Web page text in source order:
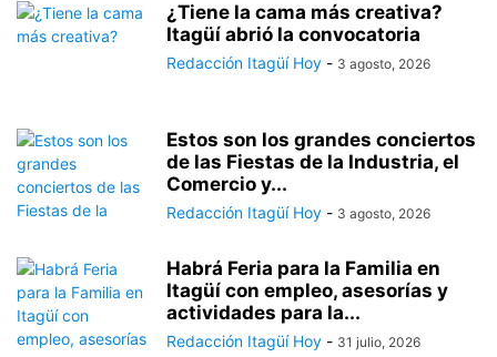
¿Tiene la cama más creativa?
Itagüí abrió la convocatoria
Redacción Itagüí Hoy - 3 agosto, 2026
Estos son los grandes conciertos
de las Fiestas de la Industria, el
Comercio y...
Redacción Itagüí Hoy - 3 agosto, 2026
Habrá Feria para la Familia en
Itagüí con empleo, asesorías y
actividades para la...
Redacción Itagüí Hoy - 31 julio, 2026